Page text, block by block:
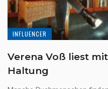
INFLUENCER
Verena Voß liest
Haltung